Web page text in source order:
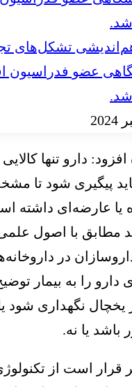
تشکل‌های
عضو فدراسیون
شد.
افزود: دارو تنها
پیگیری شود تا
یا عارضه‌ای داشته
مطابق با اصول
در
دارو را به بیمار
یخچال نگهداری
یا نه.
است از